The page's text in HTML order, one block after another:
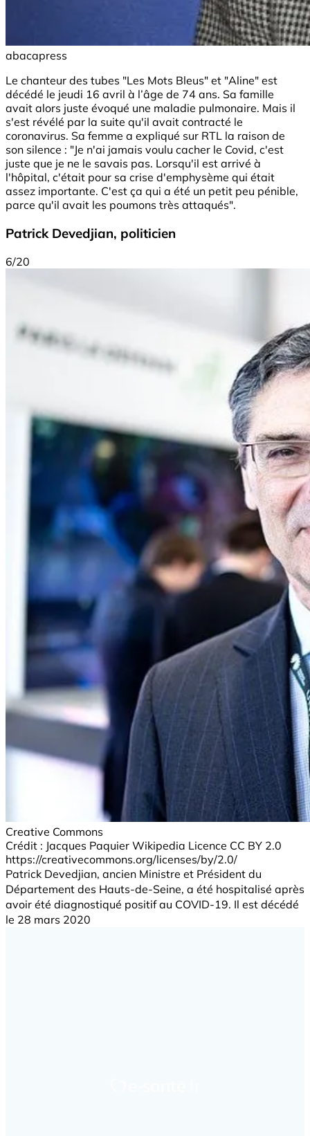
abacapress
Le chanteur des tubes "Les Mots Bleus" et "Aline" est
décédé le jeudi 16 avril à l’âge de 74 ans. Sa famille
avait alors juste évoqué une maladie pulmonaire. Mais il
s'est révélé par la suite qu'il avait contracté le
coronavirus. Sa femme a expliqué sur RTL la raison de
son silence : "Je n'ai jamais voulu cacher le Covid, c'est
juste que je ne le savais pas. Lorsqu'il est arrivé à
l'hôpital, c'était pour sa crise d'emphysème qui était
assez importante. C'est ça qui a été un petit peu pénible,
parce qu'il avait les poumons très attaqués".
Patrick Devedjian, politicien
6/20
Creative Commons
Crédit : Jacques Paquier Wikipedia Licence CC BY 2.0
https://creativecommons.org/licenses/by/2.0/
Patrick Devedjian, ancien Ministre et Président du
Département des Hauts-de-Seine, a été hospitalisé après
avoir été diagnostiqué positif au COVID-19. Il est décédé
le 28 mars 2020